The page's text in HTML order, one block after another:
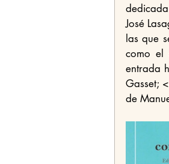
José
las que
como el
entrada
Gasset; <
de